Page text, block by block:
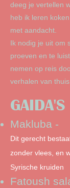
deeg je vertellen
heb ik leren
met aandacht.
Ik nodig je uit om
proeven en te
nemen op reis
verhalen van thuis.
GAIDA'S
Makluba -
Dit gerecht
zonder vlees, en
Syrische kruiden
Fatoush